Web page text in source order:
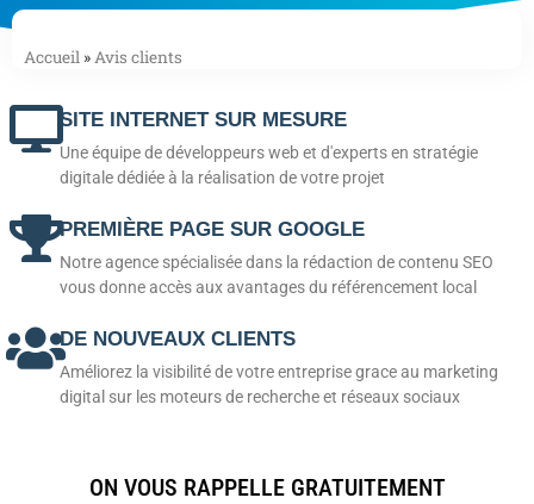
Accueil »Avis clients
SITE INTERNET SUR MESURE
Une équipe de développeurs web et d'experts en stratégie
digitale dédiée à la réalisation de votre projet
PREMIÈRE PAGE SUR GOOGLE
Notre agence spécialisée dans la rédaction de contenu SEO
vous donne accès aux avantages du référencement local
DE NOUVEAUX CLIENTS
Améliorez la visibilité de votre entreprise grace au marketing
digital sur les moteurs de recherche et réseaux sociaux
ON VOUS RAPPELLE GRATUITEMENT